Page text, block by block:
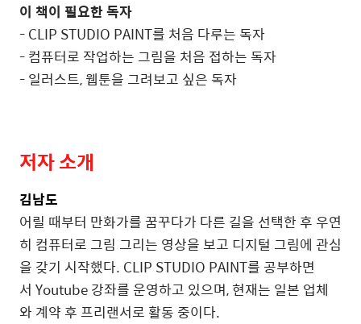
이 책이 필요한 독자
-CLIP STUDIO PAINT를 처음 다루는 독자
-컴퓨터로 작업하는 그림을 처음 접하는 독자
-일러스트, 웹툰을 그려보고 싶은 독자
저자 소개
김남도
어릴 때부터 만화가를 꿈꾸다가 다른 길을 선택한 후 우연
히 컴퓨터로 그림 그리는 영상을 보고 디지털 그림에 관심
을 갖기 시작했다. CLIP STUDIO PAINT를 공부하면
서 Youtube 강좌를 운영하고 있으며, 현재는 일본 업체
와 계약 후 프리랜서로 활동 중이다.